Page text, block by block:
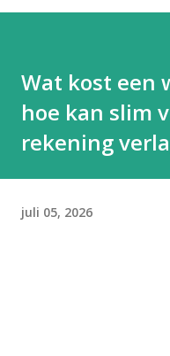
Wat kost een
hoe kan slim
rekening
juli 05, 2026